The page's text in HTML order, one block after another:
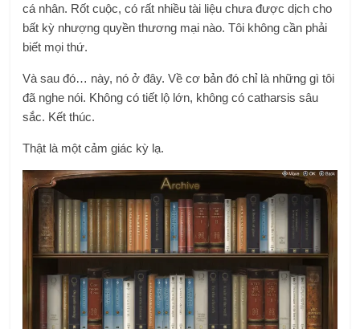
cá nhân. Rốt cuộc, có rất nhiều tài liệu chưa được dịch cho
bất kỳ nhượng quyền thương mại nào. Tôi không cần phải
biết mọi thứ.
Và sau đó… này, nó ở đây. Về cơ bản đó chỉ là những gì tôi
đã nghe nói. Không có tiết lộ lớn, không có catharsis sâu
sắc. Kết thúc.
Thật là một cảm giác kỳ lạ.